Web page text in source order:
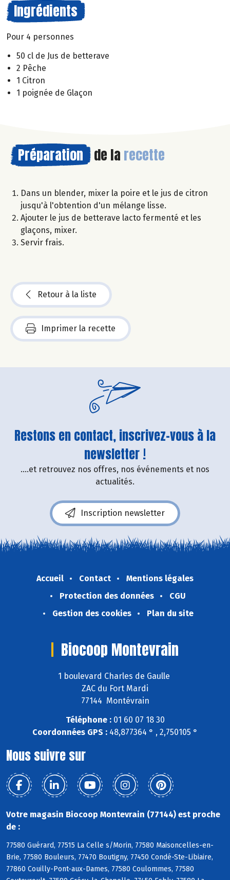
Ingrédients
Pour 4 personnes
50 cl de Jus de betterave
2 Pêche
1 Citron
1 poignée de Glaçon
Préparation de la recette
Dans un blender, mixer la poire et le jus de citron
jusqu'à l'obtention d'un mélange lisse.
Ajouter le jus de betterave lacto fermenté et les
glaçons, mixer.
Servir frais.
Retour à la liste
Imprimer la recette
Restons en contact, inscrivez-vous à la
newsletter !
....et retrouvez nos offres, nos événements et nos
actualités.
Inscription newsletter
Accueil Contact
Mentions légales
Protection des données
CGU
Gestion des cookies
Plan du site
Biocoop Montevrain
1 boulevard Charles de Gaulle
ZAC du Fort Mardi
77144 Montévrain
Téléphone :01 60 07 18 30
Coordonnées GPS : 48,877364 ° , 2,750105 °
Nous suivre sur
Votre magasin Biocoop Montevrain (77144) est proche
de :
77580 Guérard, 77515 La Celle s/Morin, 77580 Maisoncelles-en-
Brie, 77580 Bouleurs, 77470 Boutigny, 77450 Condé-Ste-Libiaire,
77860 Couilly-Pont-aux-Dames, 77580 Coulommes, 77580